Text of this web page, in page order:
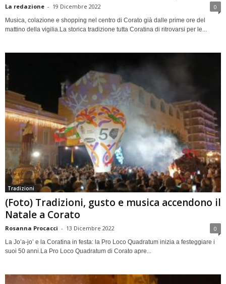
La redazione - 19 Dicembre 2022 0
Musica, colazione e shopping nel centro di Corato già dalle prime ore del
mattino della vigilia.La storica tradizione tutta Coratina di ritrovarsi per le...
Tradizioni
(Foto) Tradizioni, gusto e musica accendono il
Natale a Corato
Rosanna Procacci - 13 Dicembre 2022 0
La Jo’a-jo’ e la Coratina in festa: la Pro Loco Quadratum inizia a festeggiare i
suoi 50 anni.La Pro Loco Quadratum di Corato apre...